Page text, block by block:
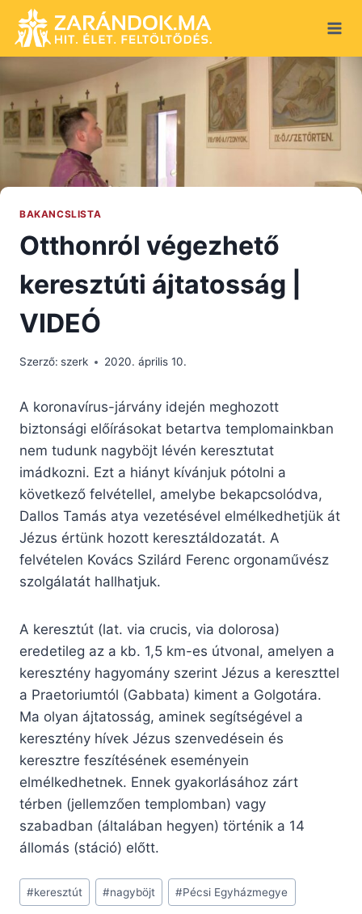
content
BAKANCSLISTA
Otthonról végezhető
keresztúti ájtatosság |
VIDEÓ
Szerző: szerk 2020. április 10.
A koronavírus-járvány idején meghozott
biztonsági előírásokat betartva templomainkban
nem tudunk nagyböjt lévén keresztutat
imádkozni. Ezt a hiányt kívánjuk pótolni a
következő felvétellel, amelybe bekapcsolódva,
Dallos Tamás atya vezetésével elmélkedhetjük át
Jézus értünk hozott keresztáldozatát. A
felvételen Kovács Szilárd Ferenc orgonaművész
szolgálatát hallhatjuk.
A keresztút (lat. via crucis, via dolorosa)
eredetileg az a kb. 1,5 km-es útvonal, amelyen a
keresztény hagyomány szerint Jézus a kereszttel
a Praetoriumtól (Gabbata) kiment a Golgotára.
Ma olyan ájtatosság, aminek segítségével a
keresztény hívek Jézus szenvedésein és
keresztre feszítésének eseményein
elmélkedhetnek. Ennek gyakorlásához zárt
térben (jellemzően templomban) vagy
szabadban (általában hegyen) történik a 14
állomás (stáció) előtt.
Post
Tags:
#keresztút #nagyböjt #Pécsi Egyházmegye